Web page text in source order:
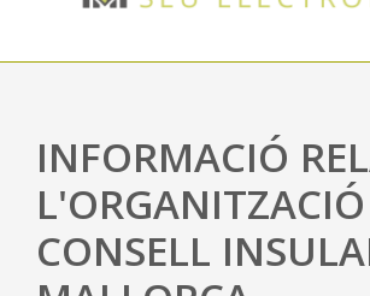
INFORMACIÓ
CONSELL